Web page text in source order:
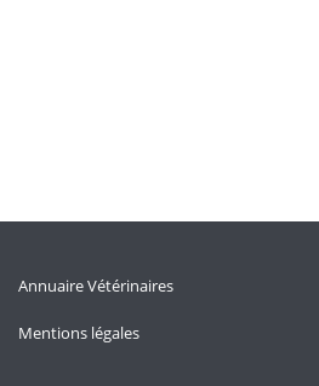
Annuaire Vétérinaires
Mentions légales